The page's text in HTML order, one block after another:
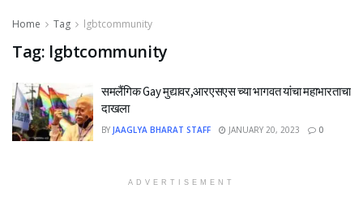
Home Tag lgbtcommunity
Tag: lgbtcommunity
समलैंगिक Gay मुद्यावर,आरएसएस च्या भागवत यांचा महाभारताचा
दाखला
BY JAAGLYA BHARAT STAFF JANUARY 20, 2023 0
ADVERTISEMENT